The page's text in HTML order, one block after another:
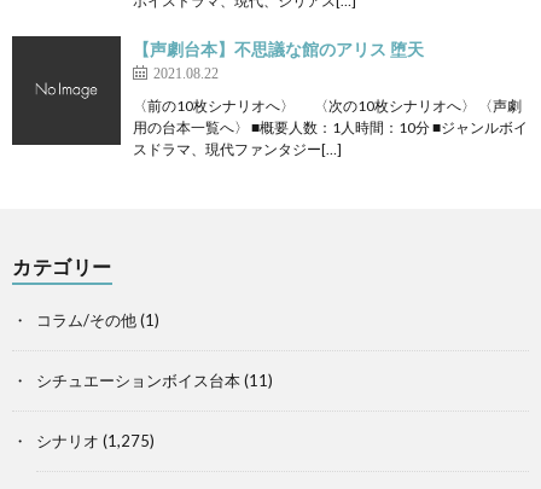
【声劇台本】不思議な館のアリス 堕天
2021.08.22
〈前の10枚シナリオへ〉 〈次の10枚シナリオへ〉 〈声劇
用の台本一覧へ〉 ■概要人数：1人時間：10分 ■ジャンルボイ
スドラマ、現代ファンタジー[…]
カテゴリー
コラム/その他(1)
シチュエーションボイス台本(11)
シナリオ (1,275)